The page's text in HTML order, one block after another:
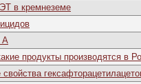
в кремнеземе
А
продукты производятся в